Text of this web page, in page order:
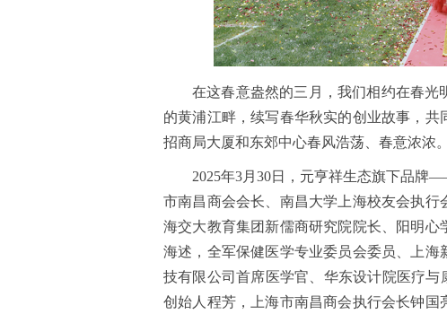
在这春意盎然的三月，我们相约在春
的黄浦江畔，续写春华秋实的创业故事，
招商局大厦和东郊中心春风浩荡、春意浓浓。
2025年3月30日，元亨祥生态旗下品牌
市南昌商会会长、南昌大学上海校友会执
海交大教育集团新儒商研究院院长、阳明
海述，全军保健医学专业委员会委员、上
技有限公司首席医学官、华东设计院医疗
创始人程芳，上海市南昌商会执行会长钟